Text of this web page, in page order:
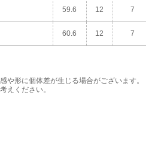
59.6 12 7
60.6 12 7
や形に個体差が生じる場合がございます。
えください。